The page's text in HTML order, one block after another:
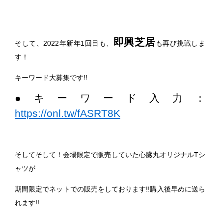
そして、2022年新年1回目も、 即興芝居も再び挑戦しま
す！
キーワード大募集です!!
●キーワード入力：
https://onl.tw/fASRT8K
そしてそして！会場限定で販売していた心臓丸オリジナルTシ
ャツが
期間限定でネットでの販売をしております!!購入後早めに送ら
れます!!